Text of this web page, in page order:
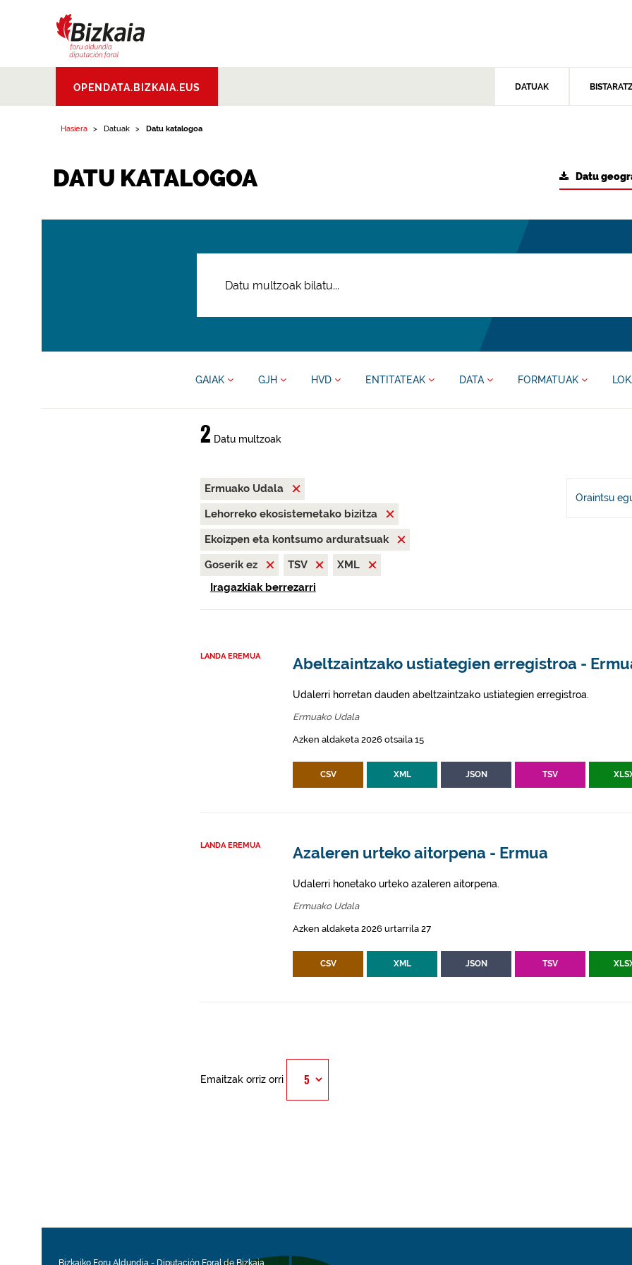
Aldundia.Diputacion
Foral de Bizkaia
OPENDATA.BIZKAIA.EUS DATUAK
Hasiera Datuak Datu katalogoa
DATU KATALOGOA Datu
GAIAK GJH HVD ENTITATEAK DATA FORMATUAK
2 Datu multzoak
Ermuako Udala
Lehorreko ekosistemetako bizitza
Ekoizpen eta kontsumo arduratsuak
Goserik ez
TSV
XML
Iragazkiak berrezarri
Oraintsu
LANDA EREMUA Abeltzaintzako ustiategien erregistroa -
Udalerri horretan dauden abeltzaintzako ustiategien erregistroa.
Ermuako Udala
Azken aldaketa 2026 otsaila 15
CSV XML JSON TSV
LANDA EREMUA Azaleren urteko aitorpena - Ermua
Udalerri honetako urteko azaleren aitorpena.
Ermuako Udala
Azken aldaketa 2026 urtarrila 27
CSV XML JSON TSV
Emaitzak orriz orri